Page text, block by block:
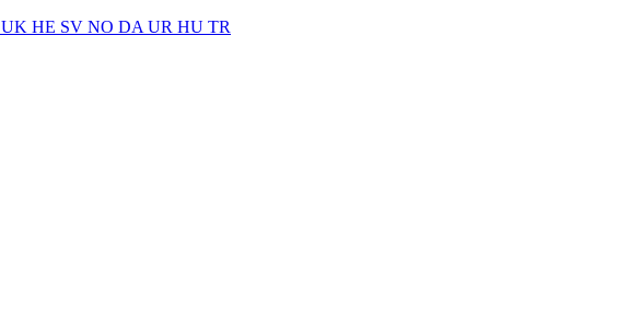
UK HE SV NO DA UR HU TR